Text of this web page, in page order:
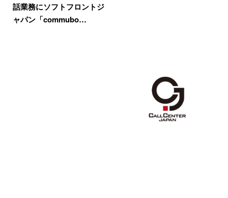
話業務にソフトフロントジ
ャパン「commubo…